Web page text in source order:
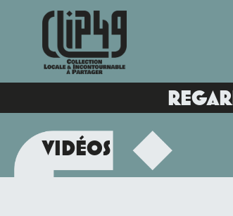
VIDÉOS